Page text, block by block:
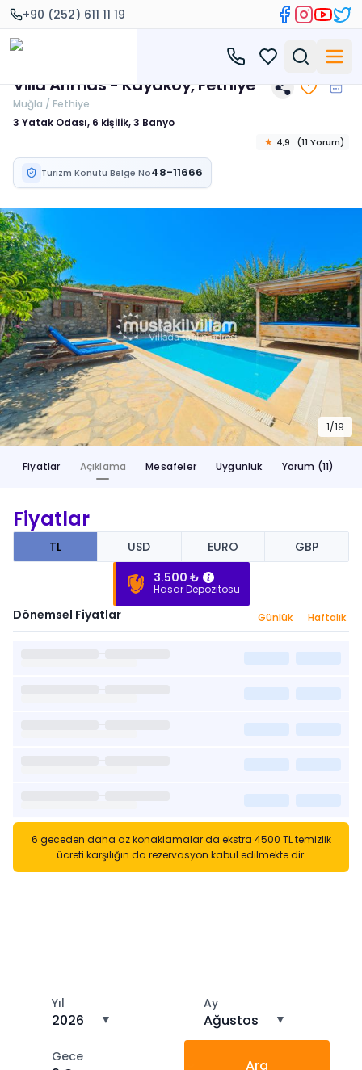
+90 (252) 611 11 19
Villa Arimas - Kayaköy, Fethiye
Muğla / Fethiye
3 Yatak Odası, 6 kişilik, 3 Banyo
★ 4,9 (11 Yorum)
Turizm Konutu Belge No48-11666
1/19
Fiyatlar Açıklama Mesafeler Uygunluk Yorum (11)
Fiyatlar
TL USD EURO
GBP
3.500 ₺
Hasar Depozitosu
Dönemsel Fiyatlar Günlük Haftalık
6 geceden daha az konaklamalar da ekstra 4500 TL temizlik
ücreti karşılığın da rezervasyon kabul edilmekte dir.
Yıl
2026 ▼
Ay
Ağustos ▼
Gece Ara